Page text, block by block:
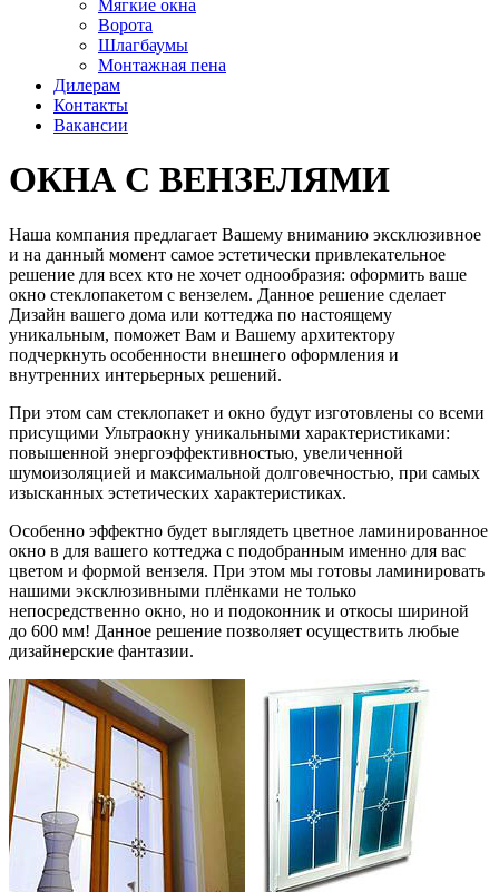
Мягкие окна
Ворота
Шлагбаумы
Монтажная пена
Дилерам
Контакты
Вакансии
ОКНА С ВЕНЗЕЛЯМИ
Наша компания предлагает Вашему вниманию эксклюзивное
и на данный момент самое эстетически привлекательное
решение для всех кто не хочет однообразия: оформить ваше
окно стеклопакетом с вензелем. Данное решение сделает
Дизайн вашего дома или коттеджа по настоящему
уникальным, поможет Вам и Вашему архитектору
подчеркнуть особенности внешнего оформления и
внутренних интерьерных решений.
При этом сам стеклопакет и окно будут изготовлены со всеми
присущими Ультраокну уникальными характеристиками:
повышенной энергоэффективностью, увеличенной
шумоизоляцией и максимальной долговечностью, при самых
изысканных эстетических характеристиках.
Особенно эффектно будет выглядеть цветное ламинированное
окно в для вашего коттеджа с подобранным именно для вас
цветом и формой вензеля. При этом мы готовы ламинировать
нашими эксклюзивными плёнками не только
непосредственно окно, но и подоконник и откосы шириной
до 600 мм! Данное решение позволяет осуществить любые
дизайнерские фантазии.